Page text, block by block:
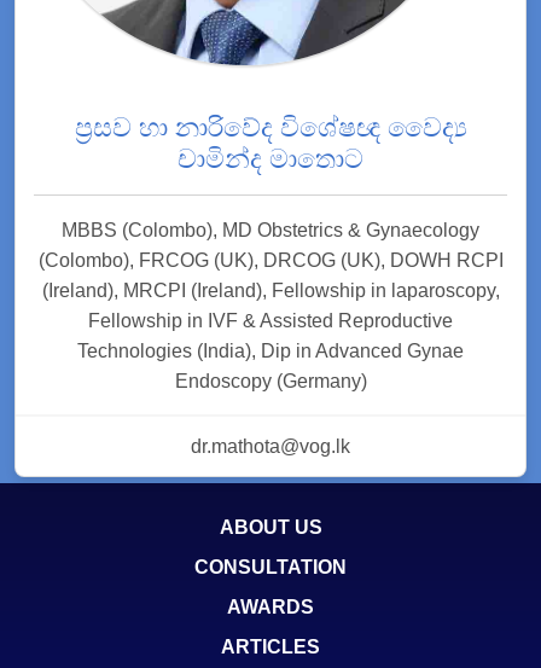
ප්‍රසව හා නාරිවේද විශේෂඥ වෛද්‍ය
චාමින්ද මාතොට
MBBS (Colombo), MD Obstetrics & Gynaecology
(Colombo), FRCOG (UK), DRCOG (UK), DOWH RCPI
(Ireland), MRCPI (Ireland), Fellowship in laparoscopy,
Fellowship in IVF & Assisted Reproductive
Technologies (India), Dip in Advanced Gynae
Endoscopy (Germany)
dr.mathota@vog.lk
ABOUT US
CONSULTATION
AWARDS
ARTICLES